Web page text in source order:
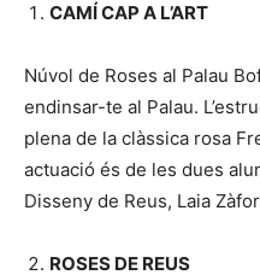
CAMÍ CAP A L’ART
Núvol de Roses al Palau
endinsar-te al Palau.
plena de la clàssica rosa
actuació és de les dues
Disseny de Reus, Laia
ROSES DE REUS